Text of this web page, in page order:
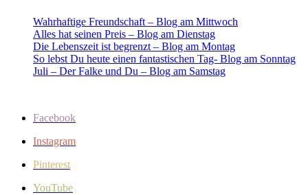
Wahrhaftige Freundschaft – Blog am Mittwoch
Alles hat seinen Preis – Blog am Dienstag
Die Lebenszeit ist begrenzt – Blog am Montag
So lebst Du heute einen fantastischen Tag- Blog am Sonntag
Juli – Der Falke und Du – Blog am Samstag
Facebook
Instagram
Pinterest
YouTube